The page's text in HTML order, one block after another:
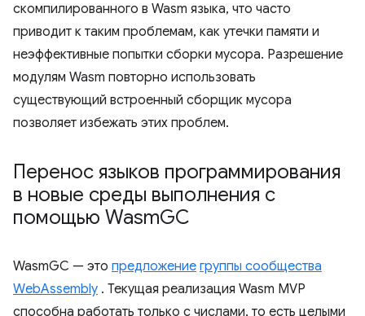
скомпилированного в Wasm языка, что часто
приводит к таким проблемам, как утечки памяти и
неэффективные попытки сборки мусора. Разрешение
модулям Wasm повторно использовать
существующий встроенный сборщик мусора
позволяет избежать этих проблем.
Перенос языков программирования
в новые среды выполнения с
помощью WasmGC
WasmGC — это предложение группы сообщества
WebAssembly . Текущая реализация Wasm MVP
способна работать только с числами, то есть целыми